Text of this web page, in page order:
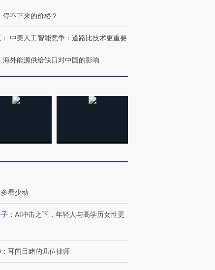
“人道危
西班牙
128毫米 紧急转移近
雨 3小时累计雨量超80毫
疑似打瞌
斥批评
视线｜极端高温致多瑙河
停不下来的价格？
： 中美人工智能竞争：道路比技术更重要
海外能源供给缺口对中国的影响
多看少动
： AI冲击之下，年轻人与高学历女性更
： 耳闻目睹的几位律师